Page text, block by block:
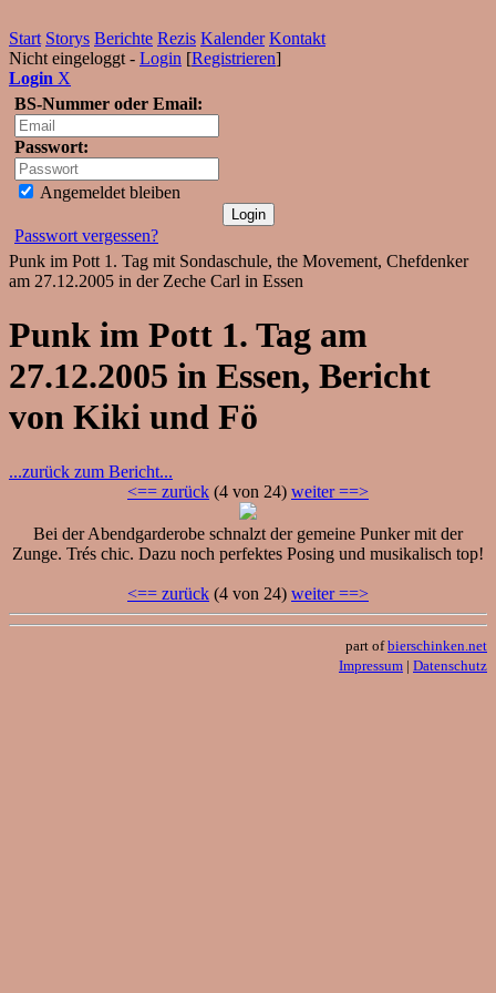
Start Storys Berichte Rezis Kalender Kontakt
Nicht eingeloggt - Login [Registrieren]
Login X
BS-Nummer oder Email:
Passwort:
Angemeldet bleiben
Passwort vergessen?
Punk im Pott 1. Tag mit Sondaschule, the Movement, Chefdenker
am 27.12.2005 in der Zeche Carl in Essen
Punk im Pott 1. Tag am
27.12.2005 in Essen, Bericht
von Kiki und Fö
...zurück zum Bericht...
<== zurück (4 von 24) weiter ==>
Bei der Abendgarderobe schnalzt der gemeine Punker mit der
Zunge. Trés chic. Dazu noch perfektes Posing und musikalisch top!
<== zurück (4 von 24) weiter ==>
part ofbierschinken.net
Impressum | Datenschutz